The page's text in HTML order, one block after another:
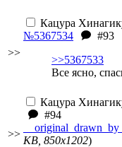
>>
Кацура
№5367534
#93
>>5367533
Все ясно,
>>
Кацура
#94
KB, 850x1202)